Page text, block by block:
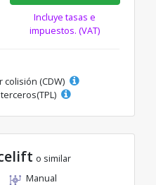
Incluye tasas e
impuestos. (VAT)
(CDW)
o similar
Manual